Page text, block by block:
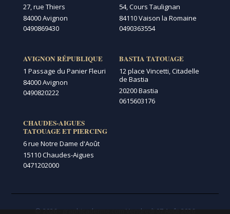
27, rue Thiers
84000 Avignon
0490869430
AVIGNON RÉPUBLIQUE
1 Passage du Panier Fleuri
84000 Avignon
0490820222
CHAUDES-AIGUES
TATOUAGE ET PIERCING
6 rue Notre Dame d'Août
15110 Chaudes-Aigues
0471202000
54, Cours Taulignan
84110 Vaison la Romaine
0490363554
BASTIA TATOUAGE
12 place Vincetti, Citadelle
de Bastia
20200 Bastia
0615603176
© 2026 - graphicaderme.com Vendredi 07 Août 2026